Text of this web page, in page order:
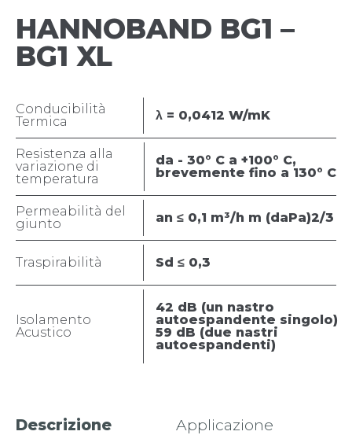
HANNOBAND BG1 –
BG1 XL
Conducibilità
Termica
λ = 0,0412 W/mK
Resistenza alla
variazione di
temperatura
da - 30° C a +100° C,
brevemente fino a 130° C
Permeabilità del
giunto
an ≤ 0,1 m³/h m (daPa)2/3
Traspirabilità Sd ≤ 0,3
Isolamento
Acustico
42 dB (un nastro
autoespandente singolo)
59 dB (due nastri
autoespandenti)
Descrizione Applicazione